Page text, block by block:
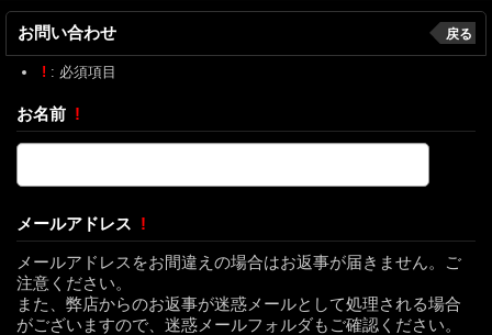
お問い合わせ 戻る
! : 必須項目
お名前 !
メールアドレス !
メールアドレスをお間違えの場合はお返事が届きません。ご
注意ください。
また、弊店からのお返事が迷惑メールとして処理される場合
がございますので、迷惑メールフォルダもご確認ください。